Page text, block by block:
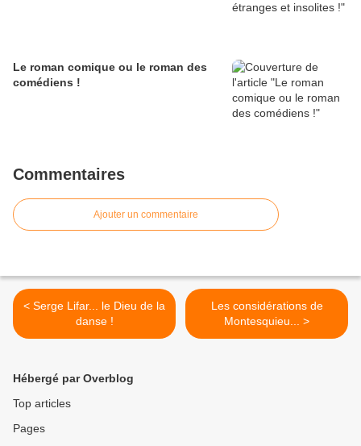
Le roman comique ou le roman des
comédiens !
Commentaires
Ajouter un commentaire
< Serge Lifar... le Dieu de la
danse !
Les considérations de
Montesquieu... >
Hébergé par Overblog
Top articles
Pages